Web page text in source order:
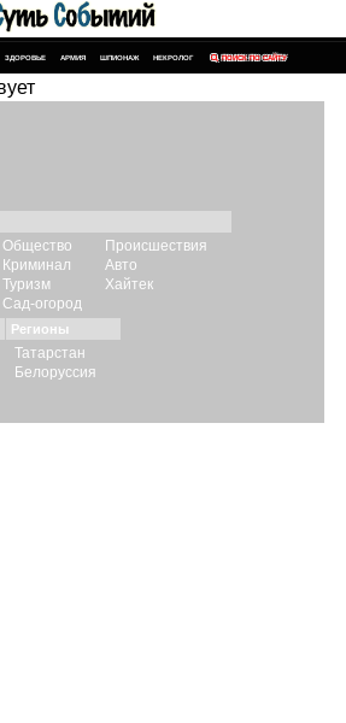
ЗДОРОВЬЕ АРМИЯ ШПИОНАЖ НЕКРОЛОГ ПОИСК ПО САЙТУ
Общество
Криминал
Туризм
Сад-огород
Происшествия
Авто
Хайтек
Регионы
Татарстан
Белоруссия